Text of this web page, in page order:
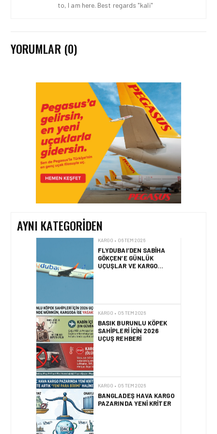
to, I am here. Best regards "kali"
YORUMLAR (0)
AYNI KATEGORIDEN
KARGO • 26 TEM 2026
HONG KONG VE ÇIN’DEN
AVRUPA’YA HAVA
KARGODA SERT DÜŞÜŞ
KARGO • 08 TEM 2026
TURHAN ÖZEN SAUDI
CARGO CHIEF
COMMERCIAL OFFICER
OLDU
FLYDUBAI’DEN SABIHA
GÖKÇEN’E GÜNLÜK
UÇUŞLAR VE KARGO
HIZMETI BAŞLADI!
BASIK BURUNLU KÖPEK
SAHIPLERI IÇIN 2026
UÇUŞ REHBERI
BANGLADEŞ HAVA KARGO
PAZARINDA YENI KRITER